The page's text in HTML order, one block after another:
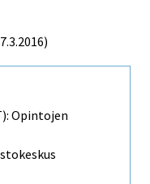
Opintojen